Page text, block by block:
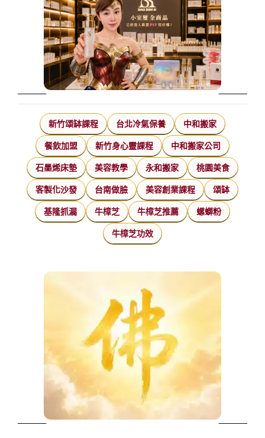
新竹頌缽課程 台北冷氣保養 中和搬家
餐飲加盟 新竹身心靈課程 中和搬家公司
石墨烯床墊 美容教學 永和搬家 桃園美食
客製化沙發 台南做臉 美容創業課程 頌缽
基隆抓漏 牛樟芝 牛樟芝推薦 螺螄粉
牛樟芝功效